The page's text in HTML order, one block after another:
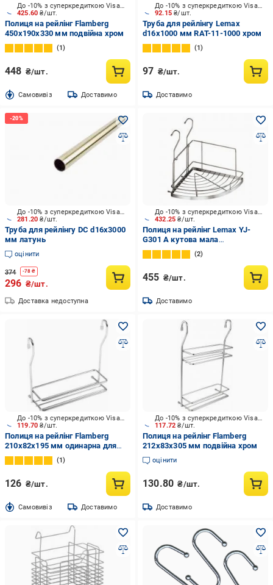
425.60₴/шт.
До -10% з суперкредиткою Visa Вигода
Полиця на рейлінг Flamberg
450х190х330 мм подвійна хром
1
448 ₴/шт.
Cамовивіз Доставимо
92.15₴/шт.
До -10% з суперкредиткою Visa Вигода
Труба для рейлінгу Lemax
d16x1000 мм RAT-11-1000 хром
1
97 ₴/шт.
Доставимо
281.20₴/шт.
До -10% з суперкредиткою Visa Вигода
Труба для рейлінгу DC d16x3000
мм латунь
оцінити
374 -78 ₴
296 ₴/шт.
Доставка недоступна
432.25₴/шт.
До -10% з суперкредиткою Visa Вигода
Полиця на рейлінг Lemax YJ-
G301 A кутова мала
230х230х230 мм хром
2
455 ₴/шт.
Доставимо
119.70₴/шт.
До -10% з суперкредиткою Visa Вигода
Полиця на рейлінг Flamberg
210x82x195 мм одинарна для
баночек для спецій хром
1
126 ₴/шт.
Cамовивіз Доставимо
117.72₴/шт.
До -10% з суперкредиткою Visa Вигода
Полиця на рейлінг Flamberg
212x83x305 мм подвійна хром
оцінити
130.80 ₴/шт.
Доставимо